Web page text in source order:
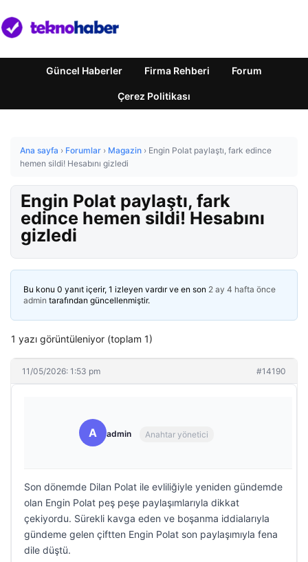
Güncel Haberler Firma Rehberi Forum
Çerez Politikası
Ana sayfa › Forumlar › Magazin › Engin Polat paylaştı, fark edince
hemen sildi! Hesabını gizledi
Engin Polat paylaştı, fark
edince hemen sildi! Hesabını
gizledi
Bu konu 0 yanıt içerir, 1 izleyen vardır ve en son 2 ay 4 hafta önce
admin tarafından güncellenmiştir.
1 yazı görüntüleniyor (toplam 1)
11/05/2026: 1:53 pm #14190
A admin Anahtar yönetici
Son dönemde Dilan Polat ile evliliğiyle yeniden gündemde
olan Engin Polat peş peşe paylaşımlarıyla dikkat
çekiyordu. Sürekli kavga eden ve boşanma iddialarıyla
gündeme gelen çiftten Engin Polat son paylaşımıyla fena
dile düştü.